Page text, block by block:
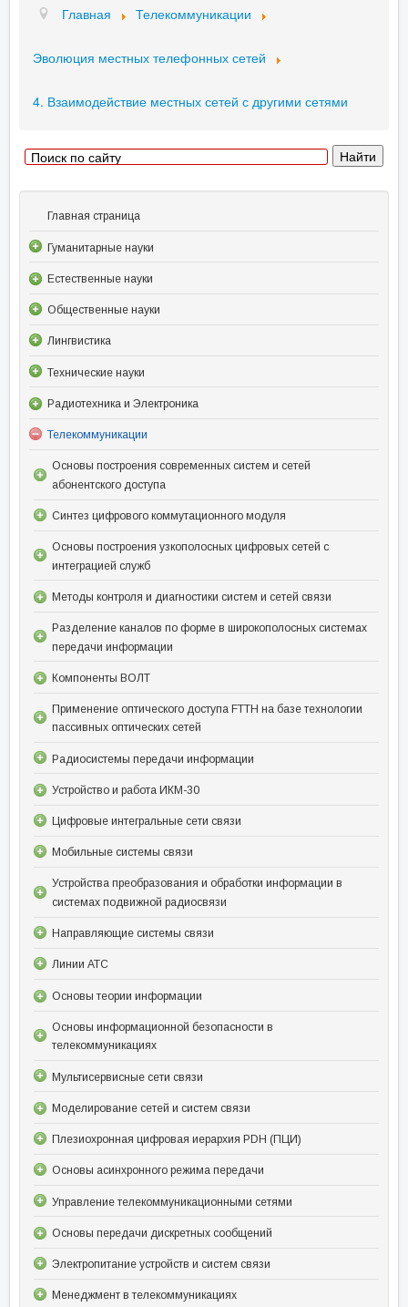
Главная Телекоммуникации
Эволюция местных телефонных сетей
4. Взаимодействие местных сетей с другими сетями
Главная страница
Гуманитарные науки
Естественные науки
Общественные науки
Лингвистика
Технические науки
Радиотехника и Электроника
Телекоммуникации
Основы построения современных систем и сетей
абонентского доступа
Синтез цифрового коммутационного модуля
Основы построения узкополосных цифровых сетей с
интеграцией служб
Методы контроля и диагностики систем и сетей связи
Разделение каналов по форме в широкополосных системах
передачи информации
Компоненты ВОЛТ
Применение оптического доступа FTTH на базе технологии
пассивных оптических сетей
Радиосистемы передачи информации
Устройство и работа ИКМ-30
Цифровые интегральные сети связи
Мобильные системы связи
Устройства преобразования и обработки информации в
системах подвижной радиосвязи
Направляющие системы связи
Линии АТС
Основы теории информации
Основы информационной безопасности в
телекоммуникациях
Мультисервисные сети связи
Моделирование сетей и систем связи
Плезиохронная цифровая иерархия PDH (ПЦИ)
Основы асинхронного режима передачи
Управление телекоммуникационными сетями
Основы передачи дискретных сообщений
Электропитание устройств и систем связи
Менеджмент в телекоммуникациях